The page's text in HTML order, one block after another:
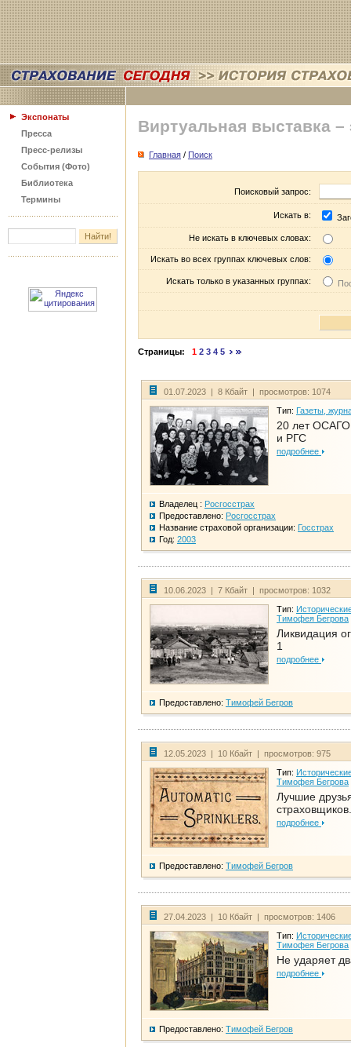
Экспонаты
Пресса
Пресс-релизы
События (Фото)
Библиотека
Термины
Виртуальная выставка –
Главная / Поиск
Поисковый запрос:
Искать в:
Не искать в ключевых словах:
Искать во всех группах ключевых слов:
Искать только в указанных группах:
Страницы: 1 2 3 4 5
01.07.2023 | 8 Кбайт | просмотров: 1074
Тип: Газеты,
20 лет
и РГС
подробнее
Владелец : Росгосстрах
Предоставлено: Росгосстрах
Название страховой организации: Госстрах
Год: 2003
10.06.2023 | 7 Кбайт | просмотров: 1032
Тип:
Тимофея Бегрова
Ликвидация
1
подробнее
Предоставлено: Тимофей Бегров
12.05.2023 | 10 Кбайт | просмотров: 975
Тип:
Тимофея Бегрова
Лучшие
подробнее
Предоставлено: Тимофей Бегров
27.04.2023 | 10 Кбайт | просмотров: 1406
Тип:
Тимофея Бегрова
Не ударяет
подробнее
Предоставлено: Тимофей Бегров